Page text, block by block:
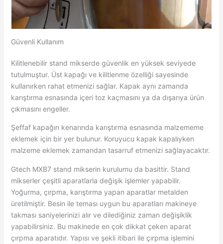
Güvenli Kullanım
Kilitlenebilir stand mikserde güvenlik en yüksek seviyede
tutulmuştur. Üst kapağı ve kilitlenme özelliği sayesinde
kullanırken rahat etmenizi sağlar. Kapak aynı zamanda
karıştırma esnasında içeri toz kaçmasını ya da dışarıya ürün
çıkmasını engeller.
Şeffaf kapağın kenarında karıştırma esnasında malzememe
eklemek için bir yer bulunur. Koruyucu kapak kapalıyken
malzeme eklemek zamandan tasarruf etmenizi sağlayacaktır.
Gtech MXB7 stand mikserin kurulumu da basittir. Stand
mikserler çeşitli aparatlarla değişik işlemler yapabilir.
Yoğurma, çırpma, karıştırma yapan aparatlar metalden
üretilmiştir. Besin ile teması uygun bu aparatları makineye
takması saniyelerinizi alır ve dilediğiniz zaman değişiklik
yapabilirsiniz. Bu makinede en çok dikkat çeken aparat
çırpma aparatıdır. Yapısı ve şekli itibari ile çırpma işlemini